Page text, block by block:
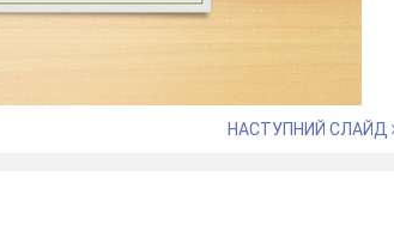
НАСТУПНИЙ СЛАЙД